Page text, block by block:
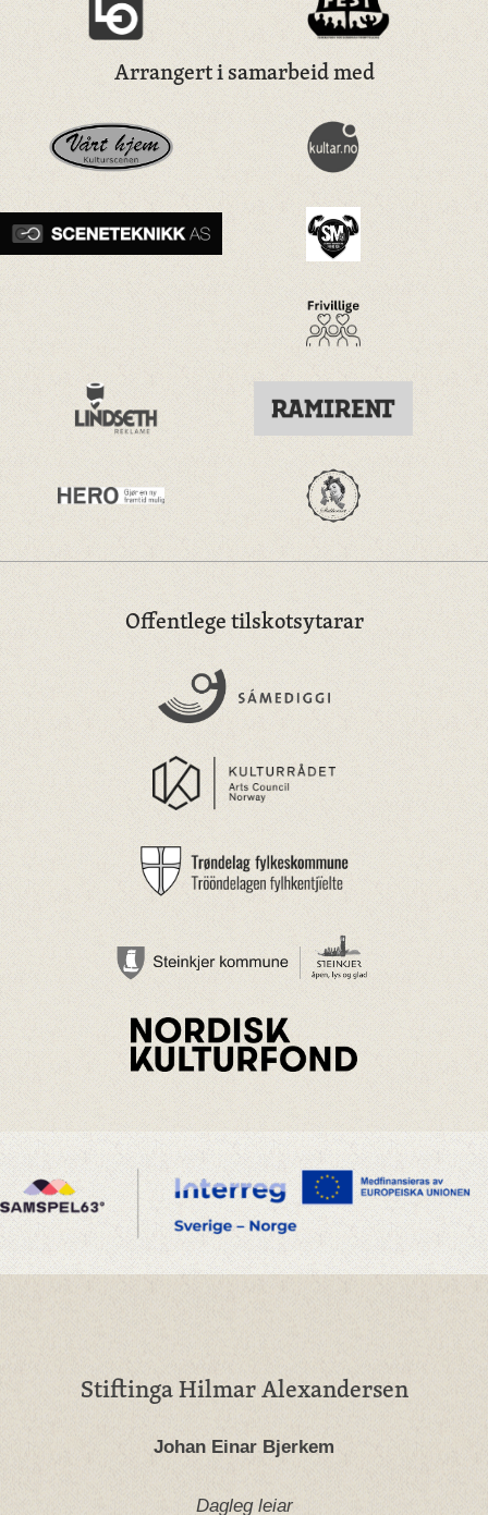
Arrangert i samarbeid med
Offentlege tilskotsytarar
Stiftinga Hilmar Alexandersen
Johan Einar Bjerkem
Dagleg leiar